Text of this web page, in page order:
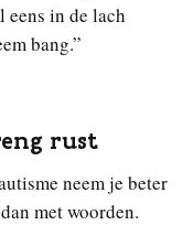
eens in de lach
bang.”
rust
neem je beter
met woorden.